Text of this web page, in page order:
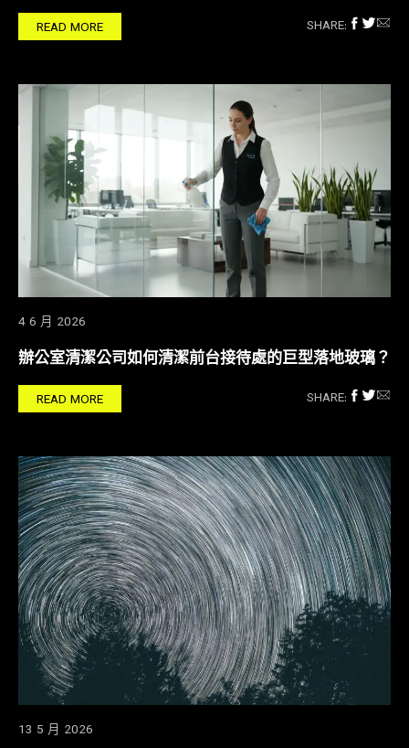
READ MORE SHARE:
4 6 月 2026
辦公室清潔公司如何清潔前台接待處的巨型落地玻璃？
READ MORE SHARE:
13 5 月 2026